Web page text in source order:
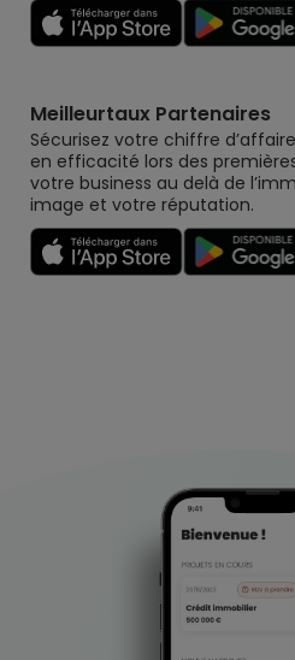
Meilleurtaux Partenaires
Sécurisez votre chiffre
en efficacité lors des
votre business au delà de
image et votre réputation.